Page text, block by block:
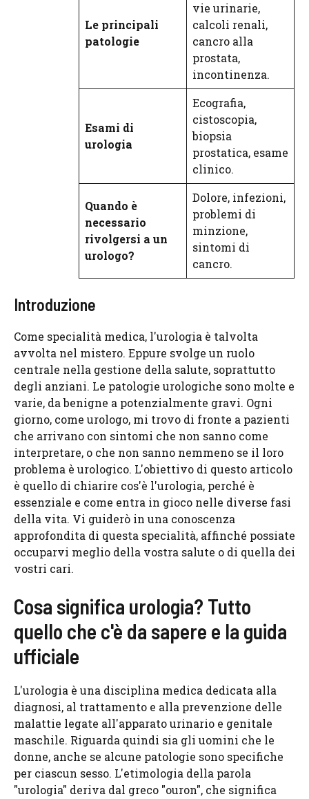
Le principali
patologie
vie urinarie,
calcoli renali,
cancro alla
prostata,
incontinenza.
Esami di
urologia
Ecografia,
cistoscopia,
biopsia
prostatica, esame
clinico.
Quando è
necessario
rivolgersi a un
urologo?
Dolore, infezioni,
problemi di
minzione,
sintomi di
cancro.
Introduzione
Come specialità medica, l'urologia è talvolta
avvolta nel mistero. Eppure svolge un ruolo
centrale nella gestione della salute, soprattutto
degli anziani. Le patologie urologiche sono molte e
varie, da benigne a potenzialmente gravi. Ogni
giorno, come urologo, mi trovo di fronte a pazienti
che arrivano con sintomi che non sanno come
interpretare, o che non sanno nemmeno se il loro
problema è urologico. L'obiettivo di questo articolo
è quello di chiarire cos'è l'urologia, perché è
essenziale e come entra in gioco nelle diverse fasi
della vita. Vi guiderò in una conoscenza
approfondita di questa specialità, affinché possiate
occuparvi meglio della vostra salute o di quella dei
vostri cari.
Cosa significa urologia? Tutto
quello che c'è da sapere e la guida
ufficiale
L'urologia è una disciplina medica dedicata alla
diagnosi, al trattamento e alla prevenzione delle
malattie legate all'apparato urinario e genitale
maschile. Riguarda quindi sia gli uomini che le
donne, anche se alcune patologie sono specifiche
per ciascun sesso. L'etimologia della parola
"urologia" deriva dal greco "ouron", che significa